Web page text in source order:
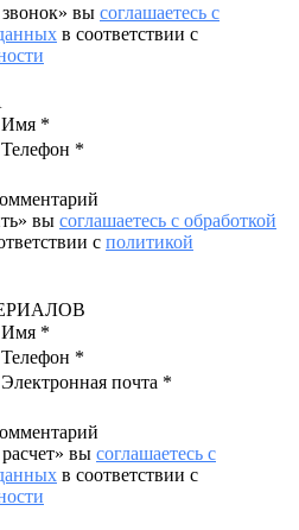
вы соглашаетесь с
в соответствии с
Имя *
Телефон *
вы соглашаетесь с обработкой
с политикой
Имя *
Телефон *
Электронная почта *
вы соглашаетесь с
в соответствии с